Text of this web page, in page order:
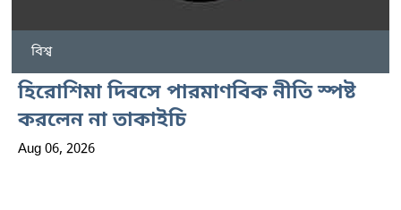
বিশ্ব
হিরোশিমা দিবসে পারমাণবিক নীতি স্পষ্ট
করলেন না তাকাইচি
Aug 06, 2026